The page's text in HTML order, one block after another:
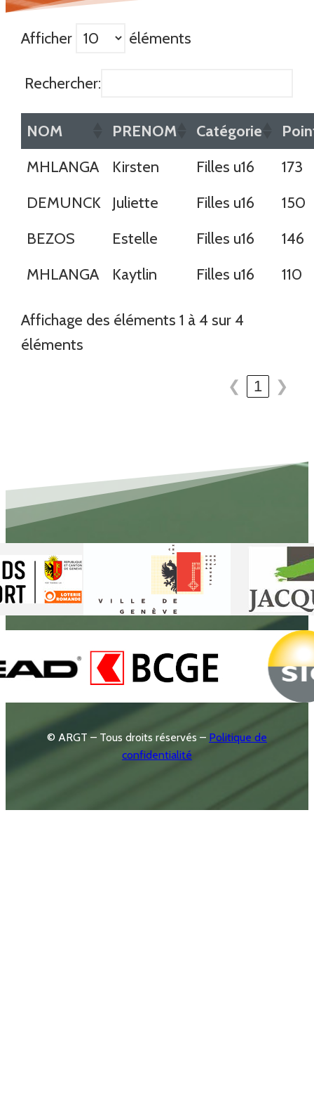
Afficher éléments
Rechercher:
NOM PRENOM Catégorie
MHLANGA
Kirsten Filles u16
173
DEMUNCK
Juliette Filles u16
150
BEZOS
Estelle Filles u16
146
MHLANGA
Kaytlin Filles u16 110
Affichage des éléments 1 à 4 sur 4
éléments
❮ 1 ❯
© ARGT – Tous droits réservés – Politique de
confidentialité